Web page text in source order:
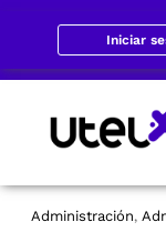
Iniciar
Administración,